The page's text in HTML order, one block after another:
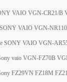
VAIO VGN-CR21/B
VAIO VGN-
SONY VAIO VGN-
vaio VGN-FZ70B
FZ29VN FZ18M